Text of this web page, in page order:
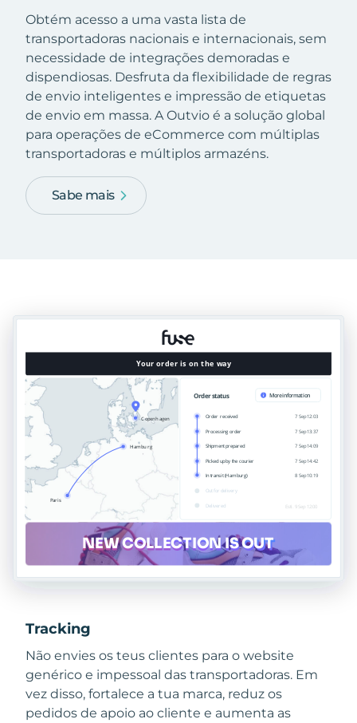
Obtém acesso a uma vasta lista de
transportadoras nacionais e internacionais, sem
necessidade de integrações demoradas e
dispendiosas. Desfruta da flexibilidade de regras
de envio inteligentes e impressão de etiquetas
de envio em massa. A Outvio é a solução global
para operações de eCommerce com múltiplas
transportadoras e múltiplos armazéns.
Sabe mais
Tracking
Não envies os teus clientes para o website
genérico e impessoal das transportadoras. Em
vez disso, fortalece a tua marca, reduz os
pedidos de apoio ao cliente e aumenta as